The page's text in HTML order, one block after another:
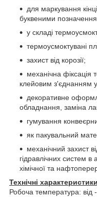
для маркування
буквеними
у складі
термоусмоктувані
захист від корозії;
механічна фіксація
клейовим з'єднанням
декоративне
обладнання, заміна
гумування
як пакувальний
механічний захист
гідравлічних систем в
хімічної та
Технічні
Робоча температура: від